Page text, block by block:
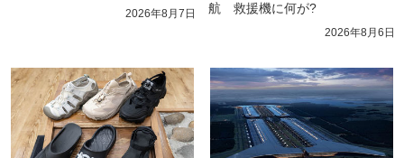
2026年8月7日
航　救援機に何が?
2026年8月6日